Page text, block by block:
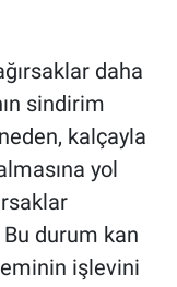
daha
sindirim
kalçayla
yol
Bu durum kan
işlevini